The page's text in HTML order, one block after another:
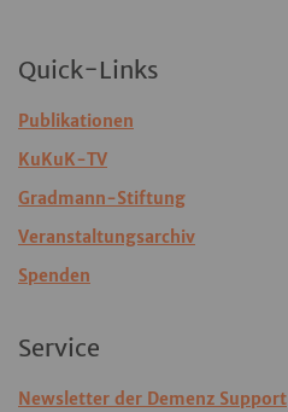
Quick-Links
Publikationen
KuKuK-TV
Gradmann-Stiftung
Veranstaltungsarchiv
Spenden
Service
Newsletter der Demenz Support